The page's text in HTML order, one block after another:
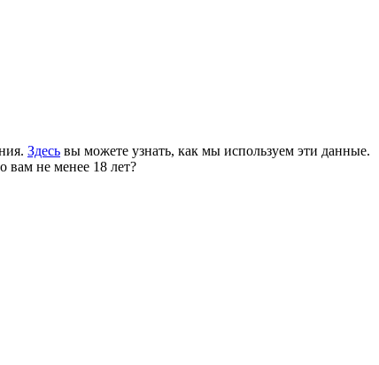
Здесь вы можете узнать, как мы используем эти данные.
вам не менее 18 лет?